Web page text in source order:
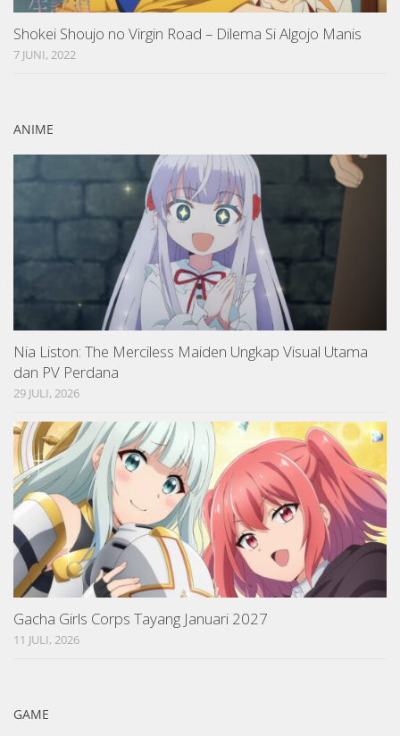
Shokei Shoujo no Virgin Road – Dilema Si Algojo Manis
7 JUNI, 2022
ANIME
Nia Liston: The Merciless Maiden Ungkap Visual Utama
dan PV Perdana
29 JULI, 2026
Gacha Girls Corps Tayang Januari 2027
11 JULI, 2026
GAME